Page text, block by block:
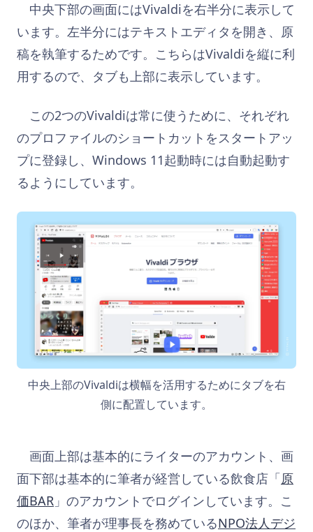
中央下部の画面にはVivaldiを右半分に表示して
います。左半分にはテキストエディタを開き、原
稿を執筆するためです。こちらはVivaldiを縦に利
用するので、タブも上部に表示しています。
この2つのVivaldiは常に使うために、それぞれ
のプロファイルのショートカットをスタートアッ
プに登録し、Windows 11起動時には自動起動す
るようにしています。
中央上部のVivaldiは横幅を活用するためにタブを右
側に配置しています。
画面上部は基本的にライターのアカウント、画
面下部は基本的に筆者が経営している飲食店「原
価BAR 」のアカウントでログインしています。こ
のほか、筆者が理事長を務めているNPO法人デジ